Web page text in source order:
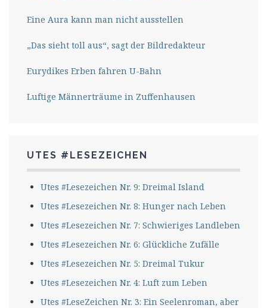
Eine Aura kann man nicht ausstellen
„Das sieht toll aus“, sagt der Bildredakteur
Eurydikes Erben fahren U-Bahn
Luftige Männerträume in Zuffenhausen
UTES #LESEZEICHEN
Utes #Lesezeichen Nr. 9: Dreimal Island
Utes #Lesezeichen Nr. 8: Hunger nach Leben
Utes #Lesezeichen Nr. 7: Schwieriges Landleben
Utes #Lesezeichen Nr. 6: Glückliche Zufälle
Utes #Lesezeichen Nr. 5: Dreimal Tukur
Utes #Lesezeichen Nr. 4: Luft zum Leben
Utes #LeseZeichen Nr. 3: Ein Seelenroman, aber